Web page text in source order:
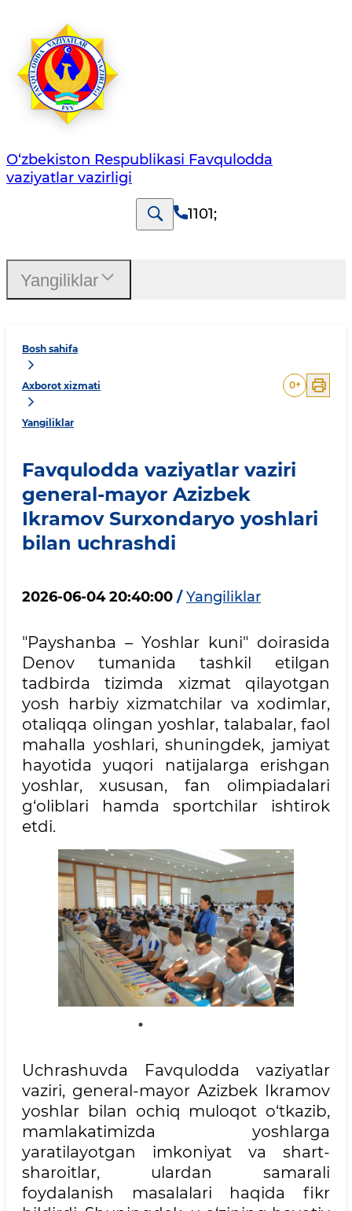
O‘zbеkistоn Rеspublikаsi Favqulodda
vaziyatlar vazirligi
1101;
Bosh sahifa
Axborot xizmati
Yangiliklar
0+
Favqulodda vaziyatlar vaziri
general-mayor Azizbek
Ikramov Surxondaryo yoshlari
bilan uchrashdi
2026-06-04 20:40:00 / Yangiliklar
"Payshanba – Yoshlar kuni" doirasida
Denov tumanida tashkil etilgan
tadbirda tizimda xizmat qilayotgan
yosh harbiy xizmatchilar va xodimlar,
otaliqqa olingan yoshlar, talabalar, faol
mahalla yoshlari, shuningdek, jamiyat
hayotida yuqori natijalarga erishgan
yoshlar, xususan, fan olimpiadalari
g‘oliblari hamda sportchilar ishtirok
etdi.
Uchrashuvda Favqulodda vaziyatlar
vaziri, general-mayor Azizbek Ikramov
yoshlar bilan ochiq muloqot o‘tkazib,
mamlakatimizda yoshlarga
yaratilayotgan imkoniyat va shart-
sharoitlar, ulardan samarali
foydalanish masalalari haqida fikr
Yangiliklar